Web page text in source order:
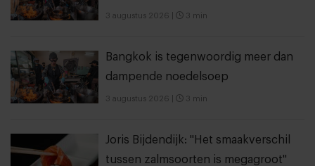
3 augustus 2026 3 min
Bangkok is tegenwoordig meer dan
dampende noedelsoep
3 augustus 2026 3 min
Joris Bijdendijk: "Het smaakverschil
tussen zalmsoorten is megagroot"